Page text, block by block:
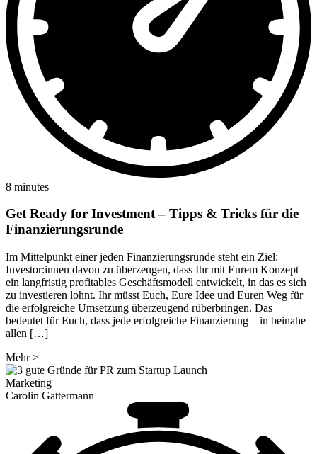
8 minutes
Get Ready for Investment – Tipps & Tricks für die
Finanzierungsrunde
Im Mittelpunkt einer jeden Finanzierungsrunde steht ein Ziel:
Investor:innen davon zu überzeugen, dass Ihr mit Eurem Konzept
ein langfristig profitables Geschäftsmodell entwickelt, in das es sich
zu investieren lohnt. Ihr müsst Euch, Eure Idee und Euren Weg für
die erfolgreiche Umsetzung überzeugend rüberbringen. Das
bedeutet für Euch, dass jede erfolgreiche Finanzierung – in beinahe
allen […]
Mehr>
Marketing
Carolin Gattermann